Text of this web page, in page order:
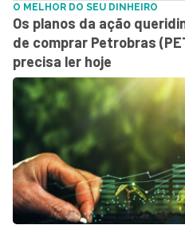
O MELHOR DO SEU DINHEIRO
Os planos da ação
de comprar Petrobras
precisa ler hoje